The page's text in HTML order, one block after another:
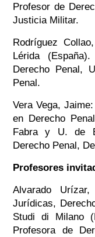
Profesor de
Justicia Militar.
Rodríguez
Lérida
Derecho Penal,
Penal.
Vera Vega,
en Derecho
Fabra y U. de
Derecho Penal,
Profesores
Alvarado
Jurídicas,
Studi di Milano
Profesora de